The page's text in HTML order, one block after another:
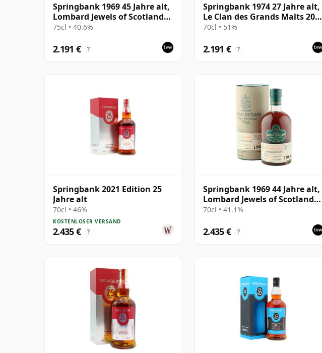
Springbank 1969 45 Jahre alt,
Lombard Jewels of Scotland
2014 Bottling with Tube
75cl • 40.6%
2.191 € ?
Springbank 1974 27 Jahre alt,
Le Clan des Grands Malts 2002
Bottling - Cask #2284
70cl • 51%
2.191 € ?
Springbank 2021 Edition 25
Jahre alt
70cl • 46%
KOSTENLOSER VERSAND
2.435 € ?
Springbank 1969 44 Jahre alt,
Lombard Jewels of Scotland
2014 Bottling with Tube
70cl • 41.1%
2.435 € ?